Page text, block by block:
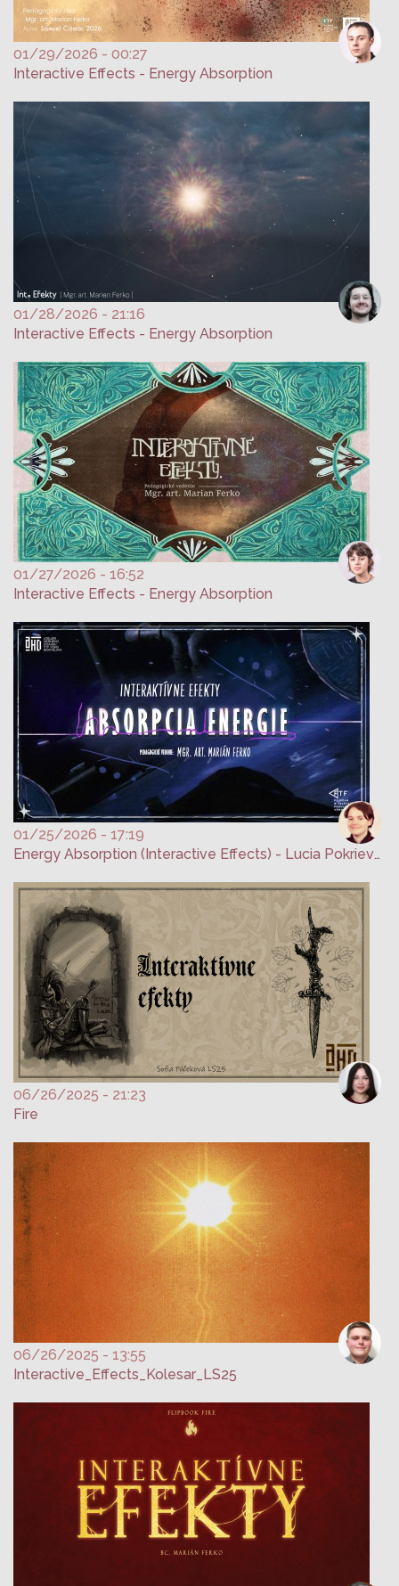
01/29/2026 - 00:27
Interactive Effects - Energy Absorption
01/28/2026 - 21:16
Interactive Effects - Energy Absorption
01/27/2026 - 16:52
Interactive Effects - Energy Absorption
01/25/2026 - 17:19
Energy Absorption (Interactive Effects) - Lucia Pokrievková
06/26/2025 - 21:23
Fire
06/26/2025 - 13:55
Interactive_Effects_Kolesar_LS25